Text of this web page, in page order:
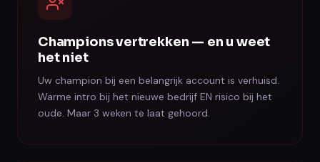
Champions vertrekken — en u weet
het niet
Uw champion bij een belangrijk account is verhuisd.
Warme intro bij het nieuwe bedrijf EN risico bij het
oude. Maar 3 weken te laat gehoord.